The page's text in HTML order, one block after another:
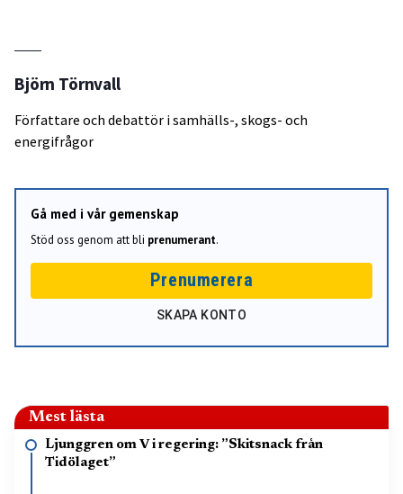
Björn Törnvall
Författare och debattör i samhälls-, skogs- och
energifrågor
Gå med i vår gemenskap
Stöd oss genom att bli prenumerant.
Prenumerera
SKAPA KONTO
Mest lästa
Ljunggren om V i regering: ”Skitsnack från
Tidölaget”